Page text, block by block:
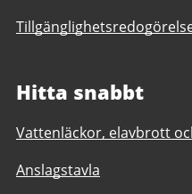
Hitta snabbt
Vattenläckor, elavbrott
Anslagstavla